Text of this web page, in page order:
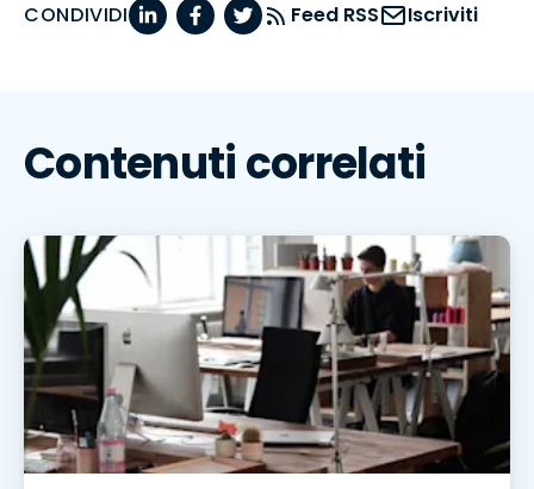
CONDIVIDI Feed RSS Iscriviti
Contenuti correlati